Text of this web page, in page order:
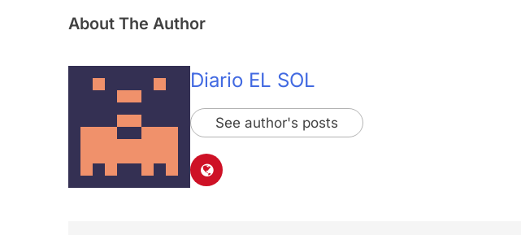
About The Author
Diario EL SOL
See author's posts